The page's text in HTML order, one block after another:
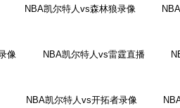
NBA凯尔特人vs森林狼录像
像 NBA凯尔特人vs雷霆直播
NBA凯尔特人vs开拓者录像